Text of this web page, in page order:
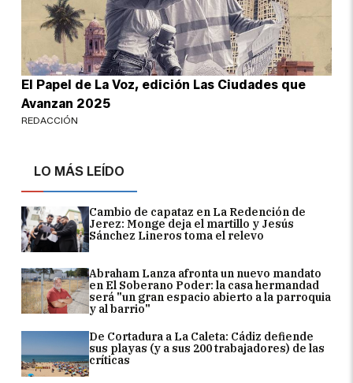
LO MÁS LEÍDO
Cambio de capataz en La Redención de
Jerez: Monge deja el martillo y Jesús
Sánchez Lineros toma el relevo
Abraham Lanza afronta un nuevo mandato
en El Soberano Poder: la casa hermandad
será "un gran espacio abierto a la parroquia
y al barrio"
De Cortadura a La Caleta: Cádiz defiende
sus playas (y a sus 200 trabajadores) de las
críticas
El Papel de La Voz, edición Las Ciudades que
Avanzan 2025
REDACCIÓN